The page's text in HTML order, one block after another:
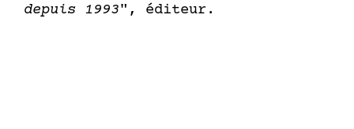
depuis 1993", éditeur.